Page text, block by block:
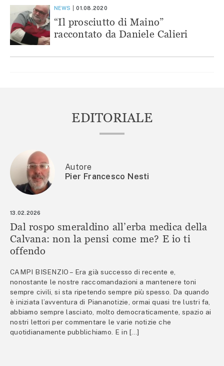
NEWS 01.08.2020
“Il prosciutto di Maino”
raccontato da Daniele Calieri
EDITORIALE
Autore
Pier Francesco Nesti
13.02.2026
Dal rospo smeraldino all’erba medica della
Calvana: non la pensi come me? E io ti
offendo
CAMPI BISENZIO – Era già successo di recente e,
nonostante le nostre raccomandazioni a mantenere toni
sempre civili, si sta ripetendo sempre più spesso. Da quando
è iniziata l’avventura di Piananotizie, ormai quasi tre lustri fa,
abbiamo sempre lasciato, molto democraticamente, spazio ai
nostri lettori per commentare le varie notizie che
quotidianamente pubblichiamo. E in […]